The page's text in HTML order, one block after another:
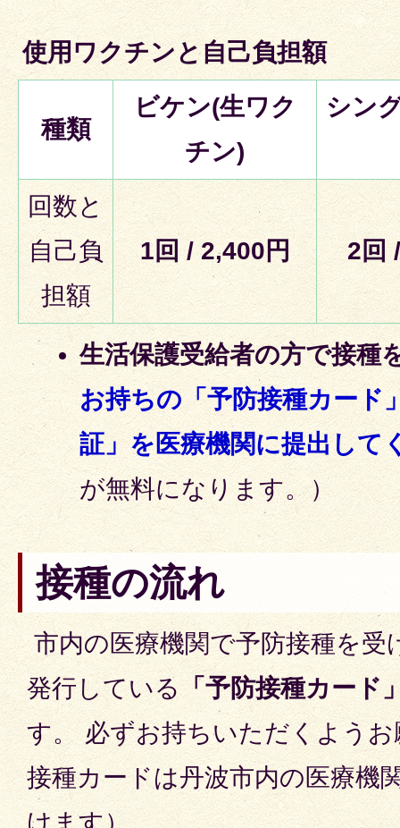
使用ワクチンと自己負担額
種類
ビケン(生ワク
チン)
シン
回数と
自己負
担額
1回 / 2,400円 2回
生活保護受給者の方で接種
お持ちの「予防接種カード
証」を医療機関に提出して
が無料になります。）
接種の流れ
市内の医療機関で予防接種を受
発行している
「予防接種カード
す。 必ずお持ちいただくよう
接種カードは丹波市内の医療機
けます）